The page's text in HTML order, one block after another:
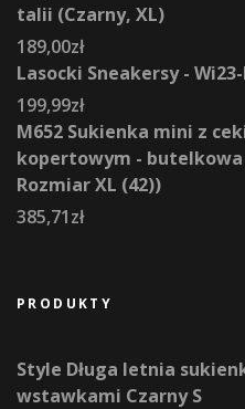
talii (Czarny, XL)
189,00zł
Lasocki Sneakersy -
199,99zł
M652 Sukienka mini z
kopertowym -
Rozmiar XL (42))
385,71zł
PRODUKTY
Style Długa letnia
wstawkami Czarny S